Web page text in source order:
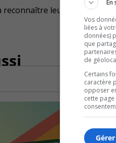
reconnaître leur «
En
Vos
liées à
données)
que
de
Certains
caractère
opposer
cette